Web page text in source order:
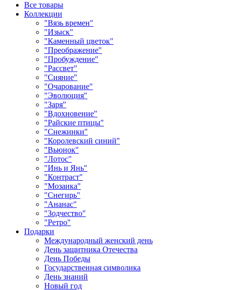
Все товары
Коллекции
"Вязь времен"
"Изыск"
"Каменный цветок"
"Преображение"
"Пробуждение"
"Рассвет"
"Сияние"
"Очарование"
"Эволюция"
"Заря"
"Вдохновение"
"Райские птицы"
"Снежинки"
"Королевский синий"
"Вьюнок"
"Лотос"
"Инь и Янь"
"Контраст"
"Мозаика"
"Снегирь"
"Ананас"
"Зодчество"
"Ретро"
Подарки
Международный женский день
День защитника Отечества
День Победы
Государственная символика
День знаний
Новый год